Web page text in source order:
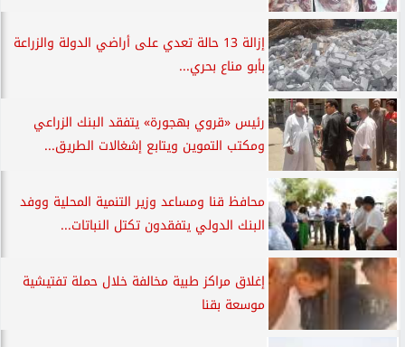
إزالة 13 حالة تعدي على أراضي الدولة والزراعة
بأبو مناع بحري...
رئيس «قروي بهجورة» يتفقد البنك الزراعي
ومكتب التموين ويتابع إشغالات الطريق...
محافظ قنا ومساعد وزير التنمية المحلية ووفد
البنك الدولي يتفقدون تكتل النباتات...
إغلاق مراكز طبية مخالفة خلال حملة تفتيشية
موسعة بقنا